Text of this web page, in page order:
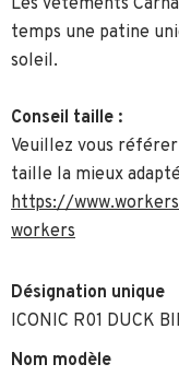
temps une patine
soleil.
Conseil taille :
Veuillez vous
taille la mieux
https://
workers
Désignation unique
ICONIC R01 DUCK
Nom modèle